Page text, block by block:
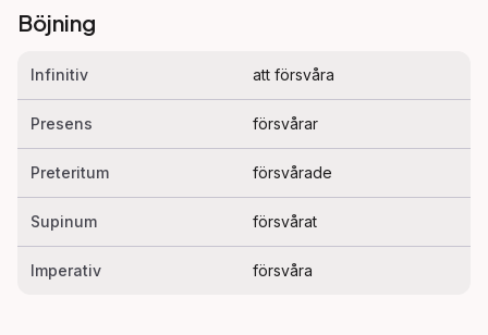
Böjning
Infinitiv att försvåra
Presens försvårar
Preteritum försvårade
Supinum försvårat
Imperativ försvåra